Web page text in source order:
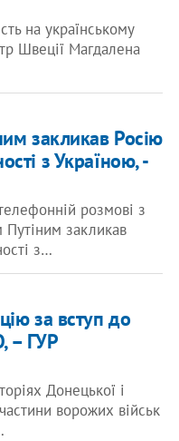
на українському
Швеції Магдалена
закликав Росію
з Україною, -
розмові з
закликав
з…
за вступ до
– ГУР
Донецької і
ворожих військ